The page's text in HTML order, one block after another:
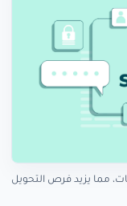
مما يزيد فرص التحويل